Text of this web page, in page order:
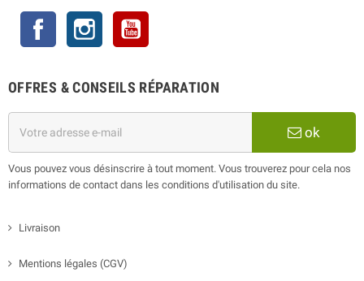
Facebook Instagram
OFFRES & CONSEILS RÉPARATION
ok
Vous pouvez vous désinscrire à tout moment. Vous trouverez pour cela nos
informations de contact dans les conditions d'utilisation du site.
Livraison
Mentions légales (CGV)